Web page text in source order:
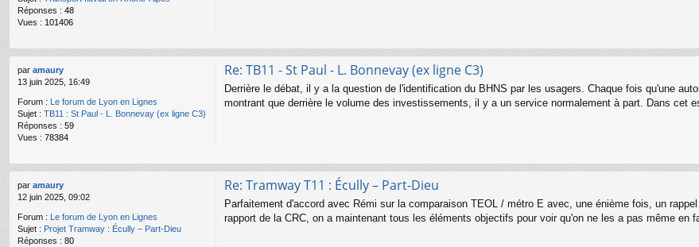
Réponses : 48
Vues : 101406
par amaury
13 juin 2025, 16:49
Forum : Le forum de Lyon en Lignes
Sujet : TB11 : St Paul - L. Bonnevay (ex ligne C3)
Réponses : 59
Vues : 78384
Re: TB11 - St Paul - L. Bonnevay (ex ligne C3)
Derrière le débat, il y a la question de l'identification du BHNS par les usagers. Chaque fois qu'une
montrant que derrière le volume des investissements, il y a un service normalement à part. Dans cet
par amaury
12 juin 2025, 09:02
Forum : Le forum de Lyon en Lignes
Sujet : Projet Tramway : Écully – Part-Dieu
Réponses : 80
Re: Tramway T11 : Écully – Part-Dieu
Parfaitement d'accord avec Rémi sur la comparaison TEOL / métro E avec, une énième fois, un
rapport de la CRC, on a maintenant tous les éléments objectifs pour voir qu'on ne les a pas même en